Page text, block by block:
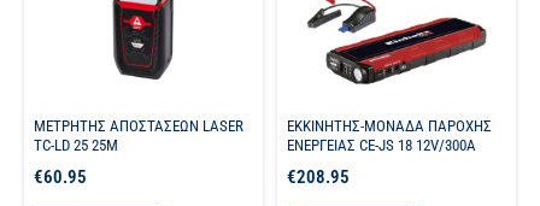
ΜΕΤΡΗΤΗΣ ΑΠΟΣΤΑΣΕΩΝ LASER
TC-LD 25 25M
€60.95
ΕΚΚΙΝΗΤΗΣ-ΜΟΝΑΔΑ ΠΑΡΟΧΗΣ
ΕΝΕΡΓΕΙΑΣ CE-JS 18 12V/300A
€208.95